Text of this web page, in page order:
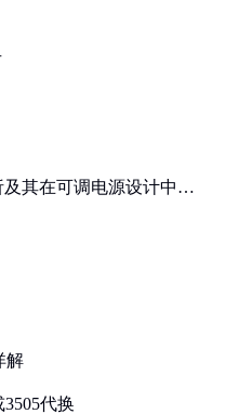
其在可调电源设计中的
解
代换